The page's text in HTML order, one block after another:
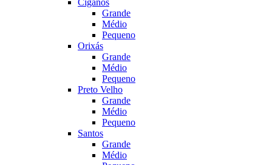
Ciganos
Grande
Médio
Pequeno
Orixás
Grande
Médio
Pequeno
Preto Velho
Grande
Médio
Pequeno
Santos
Grande
Médio